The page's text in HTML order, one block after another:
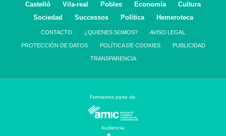
Castelló Vila-real Pobles Economía
Cultura
Sociedad
Successos Política Hemeroteca
CONTACTO ¿QUIENES SOMOS? AVISO LEGAL
PROTECCIÓN DE DATOS POLÍTICA DE COOKIES PUBLICIDAD
TRANSPARENCIA
Formamos parte de:
Audiencia: